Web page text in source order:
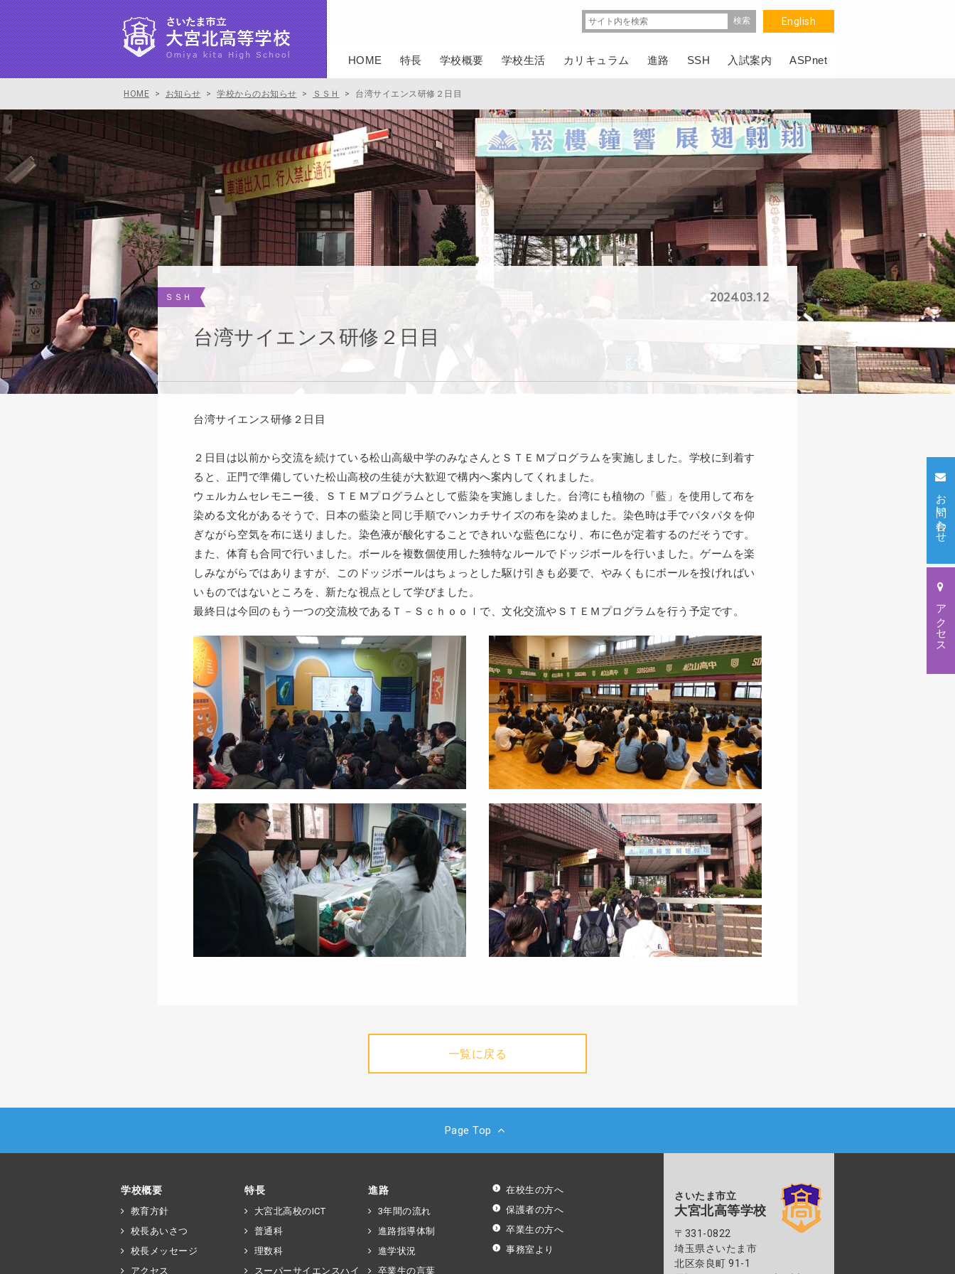
English
HOME 特長 学校概要 学校生活 カリキュラム 進路 SSH 入試案内 ASPnet
お問い合わせ
アクセス
HOME > お知らせ > 学校からのお知らせ > ＳＳＨ > 台湾サイエンス研修２日目
ＳＳＨ 2024.03.12
台湾サイエンス研修２日目
台湾サイエンス研修２日目
２日目は以前から交流を続けている松山高級中学のみなさんとＳＴＥＭプログラムを実施しました。学校に到着す
ると、正門で準備していた松山高校の生徒が大歓迎で構内へ案内してくれました。
ウェルカムセレモニー後、ＳＴＥＭプログラムとして藍染を実施しました。台湾にも植物の「藍」を使用して布を
染める文化があるそうで、日本の藍染と同じ手順でハンカチサイズの布を染めました。染色時は手でパタパタを仰
ぎながら空気を布に送りました。染色液が酸化することできれいな藍色になり、布に色が定着するのだそうです。
また、体育も合同で行いました。ボールを複数個使用した独特なルールでドッジボールを行いました。ゲームを楽
しみながらではありますが、このドッジボールはちょっとした駆け引きも必要で、やみくもにボールを投げればい
いものではないところを、新たな視点として学びました。
最終日は今回のもう一つの交流校であるＴ－Ｓｃｈｏｏｌで、文化交流やＳＴＥＭプログラムを行う予定です。
一覧に戻る
Page Top
学校概要
教育方針
校長あいさつ
校長メッセージ
アクセス
特長
大宮北高校のICT
普通科
理数科
スーパーサイエンスハイ
進路
3年間の流れ
進路指導体制
進学状況
卒業生の言葉
在校生の方へ
保護者の方へ
卒業生の方へ
事務室より
さいたま市立
大宮北高等学校
〒331-0822
埼玉県さいたま市
北区奈良町 91-1